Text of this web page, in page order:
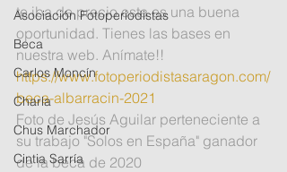
Asociación Fotoperiodistas
Beca
Carlos Moncín
Charla
Chus Marchador
Cintia Sarría
te iba de precio esta es una buena
oportunidad. Tienes las bases en
nuestra web. Anímate!!
https://www.fotoperiodistasaragon.com/
beca-albarracin-2021
Foto de Jesús Aguilar perteneciente a
su trabajo "Solos en España" ganador
de la beca de 2020